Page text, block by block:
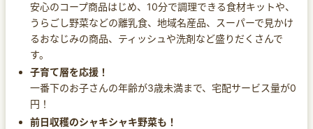
安心のコープ商品はじめ、10分で調理できる食材キットや、
うらごし野菜などの離乳食、地域名産品、スーパーで見かけ
るおなじみの商品、ティッシュや洗剤など盛りだくさんで
す。
子育て層を応援！
一番下のお子さんの年齢が3歳未満まで、宅配サービス量が0
円！
前日収穫のシャキシャキ野菜も！